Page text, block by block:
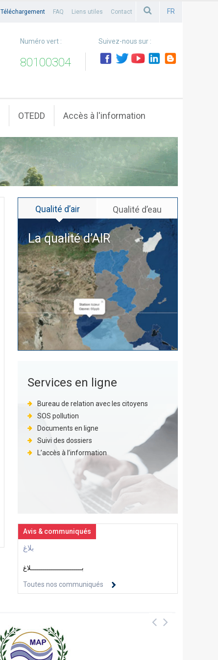
Téléchargement FAQ Liens utiles Contact FR
Numéro vert :
80100304
Suivez-nous sur :
OTEDD Accès à l'information
Qualité d’air Qualité d’eau
La qualité d’AIR
Services en ligne
Bureau de relation avec les citoyens
SOS pollution
Documents en ligne
Suivi des dossiers
L’accès à l’information
Avis & communiqués
بلاغ
بــــــــــــــــــــــــــلاغ
Toutes nos communiqués